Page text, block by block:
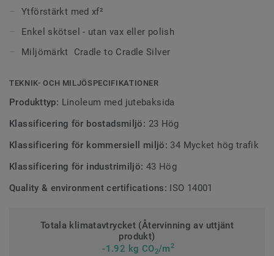
beställning.
Ytförstärkt med xf²
Enkel skötsel - utan vax eller polish
Miljömärkt Cradle to Cradle Silver
TEKNIK- OCH MILJÖSPECIFIKATIONER
Produkttyp: Linoleum med jutebaksida
Klassificering för bostadsmiljö: 23 Hög
Klassificering för kommersiell miljö: 34 Mycket hög trafik
Klassificering för industrimiljö: 43 Hög
Quality & environment certifications: ISO 14001
Totala klimatavtrycket (Återvinning av uttjänt
produkt)
-1.92 kg CO2/m2